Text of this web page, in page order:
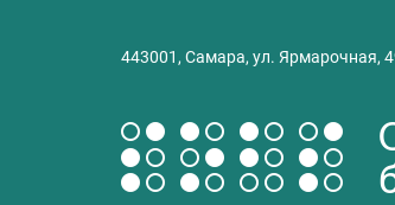
443001, Самара, ул. Ярмарочная,